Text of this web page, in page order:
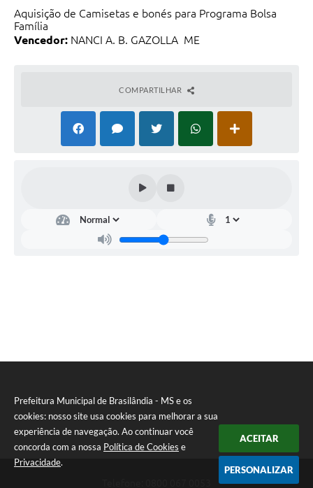
Prefeitura Municipal de Brasilândia - MS e os
cookies: nosso site usa cookies para melhorar a sua
experiência de navegação. Ao continuar você
concorda com a nossa Política de Cookies e
Privacidade.
ACEITAR
PERSONALIZAR
Aquisição de Camisetas e bonés para Programa Bolsa
Família
Vencedor: NANCI A. B. GAZOLLA  ME
COMPARTILHAR